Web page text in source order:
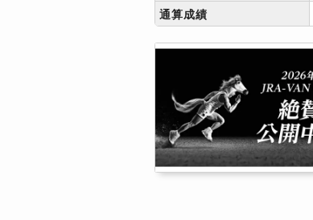
通算成績